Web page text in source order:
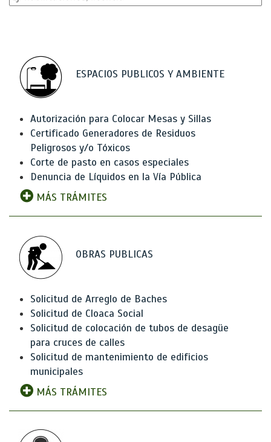
ESPACIOS PUBLICOS Y AMBIENTE
Autorización para Colocar Mesas y Sillas
Certificado Generadores de Residuos
Peligrosos y/o Tóxicos
Corte de pasto en casos especiales
Denuncia de Líquidos en la Vía Pública
MÁS TRÁMITES
OBRAS PUBLICAS
Solicitud de Arreglo de Baches
Solicitud de Cloaca Social
Solicitud de colocación de tubos de desagüe
para cruces de calles
Solicitud de mantenimiento de edificios
municipales
MÁS TRÁMITES